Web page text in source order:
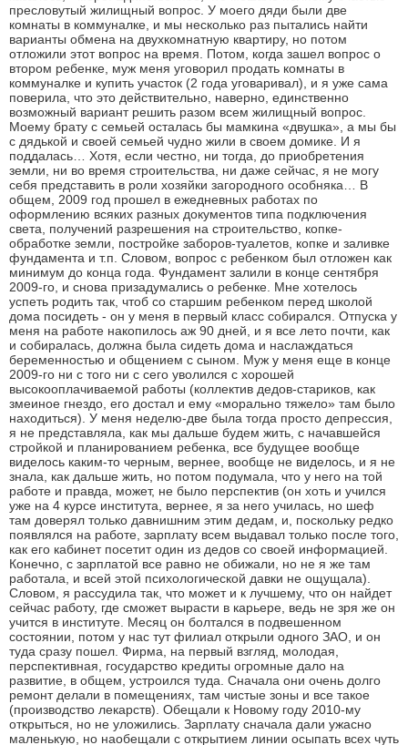
пресловутый жилищный вопрос. У моего дяди были две
комнаты в коммуналке, и мы несколько раз пытались найти
варианты обмена на двухкомнатную квартиру, но потом
отложили этот вопрос на время. Потом, когда зашел вопрос о
втором ребенке, муж меня уговорил продать комнаты в
коммуналке и купить участок (2 года уговаривал), и я уже сама
поверила, что это действительно, наверно, единственно
возможный вариант решить разом всем жилищный вопрос.
Моему брату с семьей осталась бы мамкина «двушка», а мы бы
с дядькой и своей семьей чудно жили в своем домике. И я
поддалась… Хотя, если честно, ни тогда, до приобретения
земли, ни во время строительства, ни даже сейчас, я не могу
себя представить в роли хозяйки загородного особняка… В
общем, 2009 год прошел в ежедневных работах по
оформлению всяких разных документов типа подключения
света, получений разрешения на строительство, копке-
обработке земли, постройке заборов-туалетов, копке и заливке
фундамента и т.п. Словом, вопрос с ребенком был отложен как
минимум до конца года. Фундамент залили в конце сентября
2009-го, и снова призадумались о ребенке. Мне хотелось
успеть родить так, чтоб со старшим ребенком перед школой
дома посидеть - он у меня в первый класс собирался. Отпуска у
меня на работе накопилось аж 90 дней, и я все лето почти, как
и собиралась, должна была сидеть дома и наслаждаться
беременностью и общением с сыном. Муж у меня еще в конце
2009-го ни с того ни с сего уволился с хорошей
высокооплачиваемой работы (коллектив дедов-стариков, как
змеиное гнездо, его достал и ему «морально тяжело» там было
находиться). У меня неделю-две была тогда просто депрессия,
я не представляла, как мы дальше будем жить, с начавшейся
стройкой и планированием ребенка, все будущее вообще
виделось каким-то черным, вернее, вообще не виделось, и я не
знала, как дальше жить, но потом подумала, что у него на той
работе и правда, может, не было перспектив (он хоть и учился
уже на 4 курсе института, вернее, я за него училась, но шеф
там доверял только давнишним этим дедам, и, поскольку редко
появлялся на работе, зарплату всем выдавал только после того,
как его кабинет посетит один из дедов со своей информацией.
Конечно, с зарплатой все равно не обижали, но не я же там
работала, и всей этой психологической давки не ощущала).
Словом, я рассудила так, что может и к лучшему, что он найдет
сейчас работу, где сможет вырасти в карьере, ведь не зря же он
учится в институте. Месяц он болтался в подвешенном
состоянии, потом у нас тут филиал открыли одного ЗАО, и он
туда сразу пошел. Фирма, на первый взгляд, молодая,
перспективная, государство кредиты огромные дало на
развитие, в общем, устроился туда. Сначала они очень долго
ремонт делали в помещениях, там чистые зоны и все такое
(производство лекарств). Обещали к Новому году 2010-му
открыться, но не уложились. Зарплату сначала дали ужасно
маленькую, но наобещали с открытием линии осыпать всех чуть